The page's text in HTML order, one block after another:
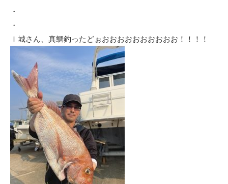
・
・
Ｉ城さん、真鯛釣ったどぉおおおおおおおおおお！！！！